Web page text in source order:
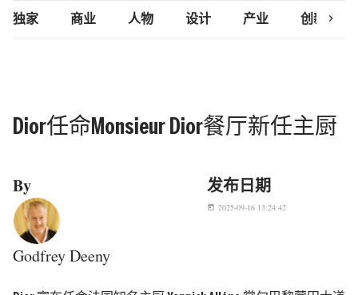
独家 商业 人物 设计 产业 创新研究
chevron_right
Dior任命Monsieur Dior餐厅新任主厨
By
Godfrey Deeny
发布日期
today 2025-09-16 13:24:42